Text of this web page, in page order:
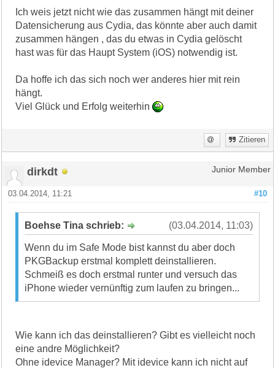
Ich weis jetzt nicht wie das zusammen hängt mit deiner
Datensicherung aus Cydia, das könnte aber auch damit
zusammen hängen , das du etwas in Cydia gelöscht
hast was für das Haupt System (iOS) notwendig ist.
Da hoffe ich das sich noch wer anderes hier mit rein
hängt.
Viel Glück und Erfolg weiterhin
Zitieren
dirkdt Junior Member
#10
03.04.2014, 11:21
(03.04.2014, 11:03)
Boehse Tina schrieb:
Wenn du im Safe Mode bist kannst du aber doch
PKGBackup erstmal komplett deinstallieren.
Schmeiß es doch erstmal runter und versuch das
iPhone wieder vernünftig zum laufen zu bringen...
Wie kann ich das deinstallieren? Gibt es vielleicht noch
eine andre Möglichkeit?
Ohne idevice Manager? Mit idevice kann ich nicht auf